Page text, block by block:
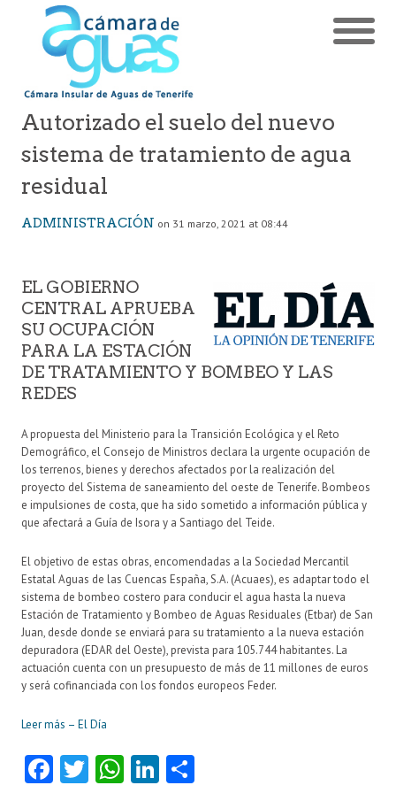
Autorizado el suelo del nuevo
sistema de tratamiento de agua
residual
ADMINISTRACIÓN on 31 marzo, 2021 at 08:44
EL GOBIERNO
CENTRAL APRUEBA
SU OCUPACIÓN
PARA LA ESTACIÓN
DE TRATAMIENTO Y BOMBEO Y LAS
REDES
A propuesta del Ministerio para la Transición Ecológica y el Reto
Demográfico, el Consejo de Ministros declara la urgente ocupación de
los terrenos, bienes y derechos afectados por la realización del
proyecto del Sistema de saneamiento del oeste de Tenerife. Bombeos
e impulsiones de costa, que ha sido sometido a información pública y
que afectará a Guía de Isora y a Santiago del Teide.
El objetivo de estas obras, encomendadas a la Sociedad Mercantil
Estatal Aguas de las Cuencas España, S.A. (Acuaes), es adaptar todo el
sistema de bombeo costero para conducir el agua hasta la nueva
Estación de Tratamiento y Bombeo de Aguas Residuales (Etbar) de San
Juan, desde donde se enviará para su tratamiento a la nueva estación
depuradora (EDAR del Oeste), prevista para 105.744 habitantes. La
actuación cuenta con un presupuesto de más de 11 millones de euros
y será cofinanciada con los fondos europeos Feder.
Leer más – El Día
Fa T W Li